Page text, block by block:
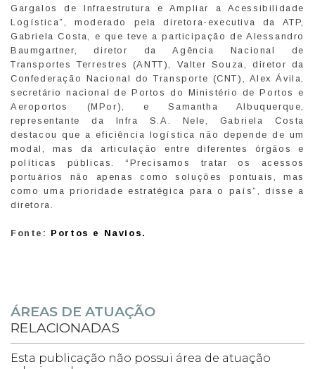
Gargalos de Infraestrutura e Ampliar a Acessibilidade
Logística”, moderado pela diretora-executiva da ATP,
Gabriela Costa, e que teve a participação de Alessandro
Baumgartner, diretor da Agência Nacional de
Transportes Terrestres (ANTT), Valter Souza, diretor da
Confederação Nacional do Transporte (CNT), Alex Ávila,
secretário nacional de Portos do Ministério de Portos e
Aeroportos (MPor), e Samantha Albuquerque,
representante da Infra S.A. Nele, Gabriela Costa
destacou que a eficiência logística não depende de um
modal, mas da articulação entre diferentes órgãos e
políticas públicas. “Precisamos tratar os acessos
portuários não apenas como soluções pontuais, mas
como uma prioridade estratégica para o país”, disse a
diretora.
Fonte: Portos e Navios.
ÁREAS DE ATUAÇÃO
RELACIONADAS
Esta publicação não possui área de atuação